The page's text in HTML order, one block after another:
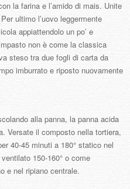
la farina e l’amido di mais. Unite
ultimo l’uovo leggermente
appiattendolo un po’ e
non è come la classica
steso tra due fogli di carta da
imburrato e riposto nuovamente
alla panna, la panna acida
Versate il composto nella tortiera,
40-45 minuti a 180° statico nel
150-160° o come
e nel ripiano centrale.